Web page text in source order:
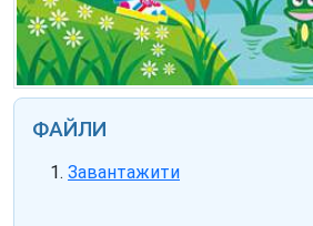
ФАЙЛИ
Завантажити